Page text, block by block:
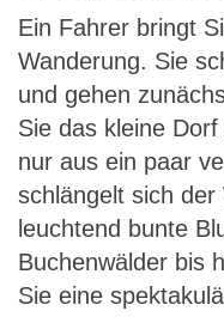
Ein Fahrer bringt
Wanderung. Sie
und gehen
Sie das kleine
nur aus ein paar
schlängelt sich
leuchtend bunte
Buchenwälder bis
Sie eine